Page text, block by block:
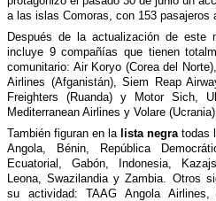
a las islas Comoras, con 153 pasajeros
Después de la actualización de este
incluye 9 compañí­as que tienen
comunitario: Air Koryo (Corea del
Airlines (Afganistán), Siem Reap
Freighters (Ruanda) y Motor Sich,
Mediterranean Airlines y Volare
También figuran en la lista negratodas
Angola, Bénin, República
Ecuatorial, Gabón, Indonesia,
Leona, Swazilandia y Zambia. Otros
su actividad: TAAG Angola